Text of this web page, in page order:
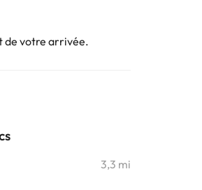
de votre arrivée.
3,3 mi